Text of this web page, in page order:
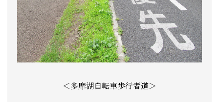
＜多摩湖自転車歩行者道＞